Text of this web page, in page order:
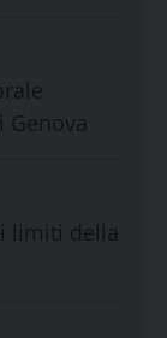
Genova
limiti della